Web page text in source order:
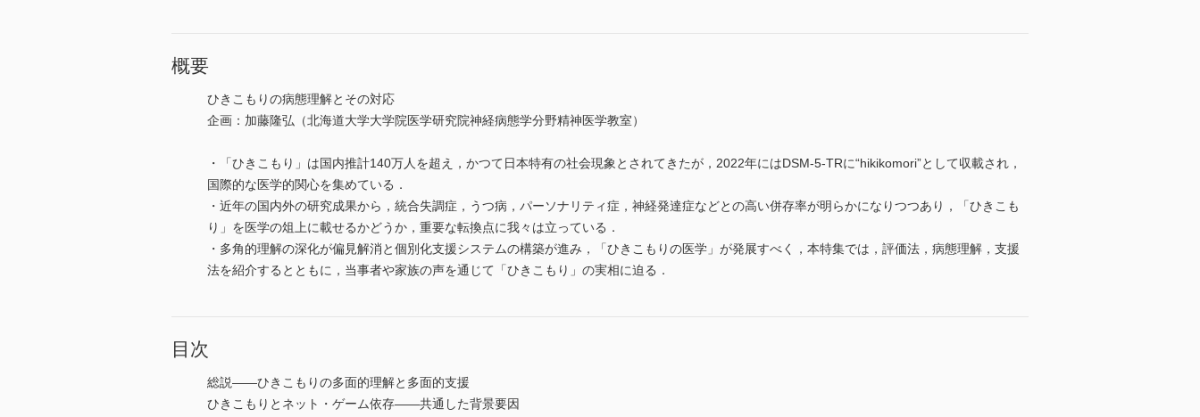
概要
ひきこもりの病態理解とその対応
企画：加藤隆弘（北海道大学大学院医学研究院神経病態学分野精神医学教室）
・「ひきこもり」は国内推計140万人を超え，かつて日本特有の社会現象とされてきたが，2022年にはDSM-5-TRに“hikikomori”として収載され，
国際的な医学的関心を集めている．
・近年の国内外の研究成果から，統合失調症，うつ病，パーソナリティ症，神経発達症などとの高い併存率が明らかになりつつあり，「ひきこも
り」を医学の俎上に載せるかどうか，重要な転換点に我々は立っている．
・多角的理解の深化が偏見解消と個別化支援システムの構築が進み，「ひきこもりの医学」が発展すべく，本特集では，評価法，病態理解，支援
法を紹介するとともに，当事者や家族の声を通じて「ひきこもり」の実相に迫る．
目次
総説――ひきこもりの多面的理解と多面的支援
ひきこもりとネット・ゲーム依存――共通した背景要因